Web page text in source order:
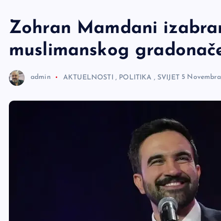
Zohran Mamdani
muslimanskog
admin AKTUELNOSTI , POLITIKA , SVIJET 5